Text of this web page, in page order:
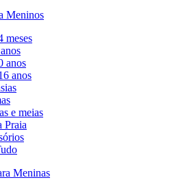
Meninos
meses
anos
anos
e meias
Praia
Meninas